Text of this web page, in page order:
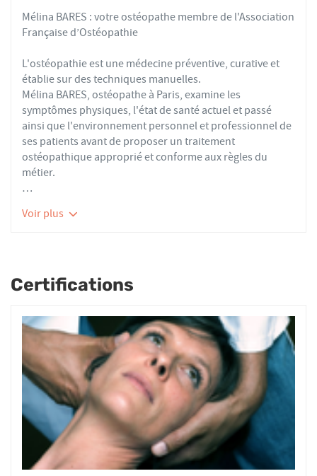
Mélina BARES : votre ostéopathe membre de l'Association
Française d’Ostéopathie
L'ostéopathie est une médecine préventive, curative et
établie sur des techniques manuelles.
Mélina BARES, ostéopathe à Paris, examine les
symptômes physiques, l'état de santé actuel et passé
ainsi que l'environnement personnel et professionnel de
ses patients avant de proposer un traitement
ostéopathique approprié et conforme aux règles du
métier.
thérapeutiques conformes aux recommandations de
fonctionnels d’ordre ostéoarticulaire, viscéral ou
irréversibles.
Nourrissons, enfants, adultes ou seniors, actifs ou
sédentaires, avec des douleurs aiguës ou chroniques,
tous les patients reçoivent un traitement ostéopathique
par mobilisations ou manipulations des sphères
articulaires, viscérales ou crâniennes.
Le réseau AFO garantit une assurance qualité de la
formation et de la pratique de l’ostéopathe rationnelle.
Les adhérents de l’AFO sont agréés par le ministère de la
Voir plus
Certifications